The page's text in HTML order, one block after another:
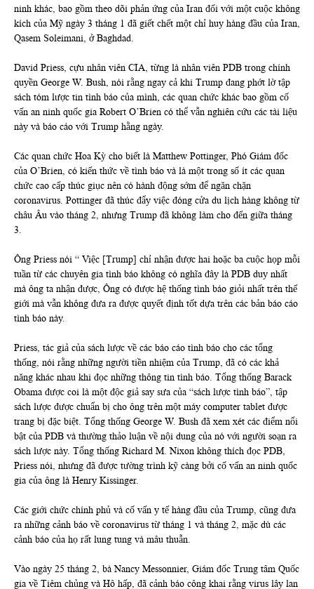
ninh khác, bao gồm theo dõi phản ứng của Iran đối với một cuộc không
kích của Mỹ ngày 3 tháng 1 đã giết chết một chỉ huy hàng đầu của Iran,
Qasem Soleimani, ở Baghdad.
David Priess, cựu nhân viên CIA, từng là nhân viên PDB trong chính
quyền George W. Bush, nói rằng ngay cả khi Trump đang phớt lờ tập
sách tóm lược tin tình báo của mình, các quan chức khác bao gồm cố
vấn an ninh quốc gia Robert O’Brien có thể vẫn nghiên cứu các tài liệu
này và báo cáo với Trump hằng ngày.
Các quan chức Hoa Kỳ cho biết là Matthew Pottinger, Phó Giám đốc
của O’Brien, có kiến thức về tình báo và là một trong số ít các quan
chức cao cấp thúc giục nên có hành động sớm để ngăn chặn
coronavirus. Pottinger đã thúc đẩy việc đóng cửa du lịch hàng không từ
châu Âu vào tháng 2, nhưng Trump đã không làm cho đến giữa tháng
3.
Ông Priess nói “ Việc [Trump] chỉ nhận được hai hoặc ba cuộc họp mỗi
tuần từ các chuyên gia tình báo không có nghĩa đây là PDB duy nhất
mà ông ta nhận được, Ông có được hệ thống tình báo giỏi nhất trên thế
giới mà vẫn không đưa ra được quyết định tốt dựa trên các bản báo cáo
tình báo này.
Priess, tác giả của sách lược về các báo cáo tình báo cho các tổng
thống, nói rằng những người tiền nhiệm của Trump, đã có các khả
năng khác nhau khi đọc những thông tin tình báo. Tổng thống Barack
Obama được coi là một độc giả say sưa của “sách lược tình báo”, tập
sách lược được chuẩn bị cho ông trên một máy computer tablet được
trang bị đặc biệt. Tổng thống George W. Bush đã xem xét các điểm nổi
bật của PDB và thường thảo luận về nội dung của nó với người soạn ra
sách lược này. Tổng thống Richard M. Nixon không thích đọc PDB,
Priess nói, nhưng đã được tường trình kỹ càng bởi cố vấn an ninh quốc
gia của ông là Henry Kissinger.
Các giới chức chính phủ và cố vấn y tế hàng đầu của Trump, cũng đưa
ra những cảnh báo về coronavirus từ tháng 1 và tháng 2, mặc dù các
cảnh báo của họ rất lung tung và mâu thuẫn.
Vào ngày 25 tháng 2, bà Nancy Messonnier, Giám đốc Trung tâm Quốc
gia về Tiêm chủng và Hô hấp, đã cảnh báo công khai rằng virus lây lan